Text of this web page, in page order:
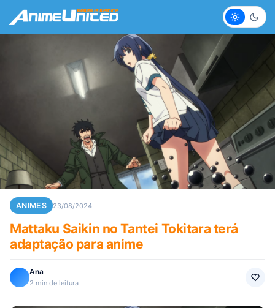
Claro
ANIMES 23/08/2024
Mattaku Saikin no Tantei Tokitara terá
adaptação para anime
Ana
2 min de leitura